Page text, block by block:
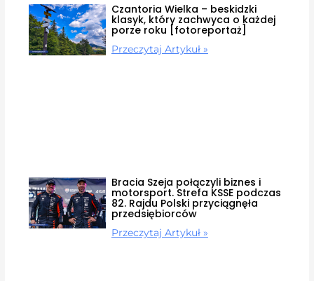
Czantoria Wielka – beskidzki
klasyk, który zachwyca o każdej
porze roku [fotoreportaż]
Przeczytaj Artykuł »
Bracia Szeja połączyli biznes i
motorsport. Strefa KSSE podczas
82. Rajdu Polski przyciągnęła
przedsiębiorców
Przeczytaj Artykuł »